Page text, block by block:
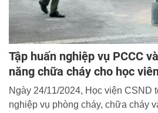
Tập huấn nghiệp vụ PCCC
năng chữa cháy cho học
Ngày 24/11/2024, Học viện CSND
nghiệp vụ phòng cháy, chữa cháy